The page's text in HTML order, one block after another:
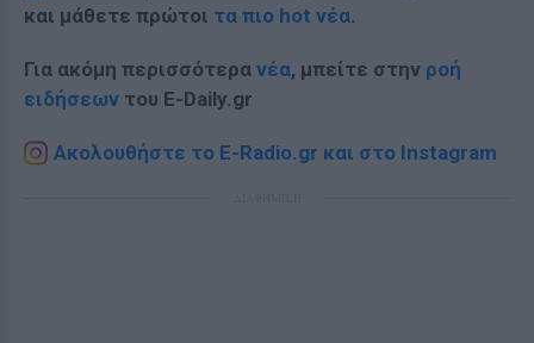
και μάθετε πρώτοι τα πιο hot νέα.
Για ακόμη περισσότερα νέα, μπείτε στην ροή
ειδήσεων του E-Daily.gr
Ακολουθήστε το E-Radio.gr και στο Instagram